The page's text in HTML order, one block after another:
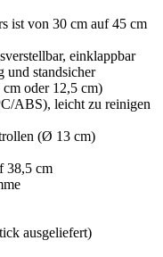
ist von 30 cm auf 45 cm
einklappbar
und standsicher
oder 12,5 cm)
ABS), leicht zu reinigen
(Ø 13 cm)
38,5 cm
ausgeliefert)